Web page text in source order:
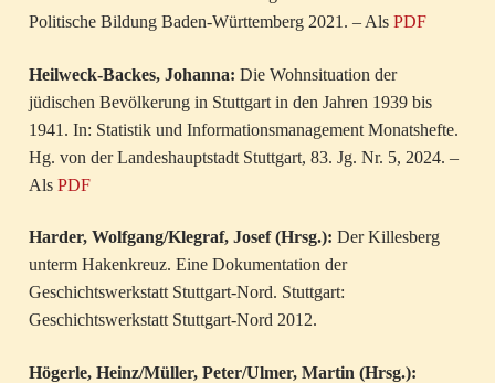
Politische Bildung Baden-Württemberg 2021. – Als PDF
Heilweck-Backes, Johanna: Die Wohnsituation der
jüdischen Bevölkerung in Stuttgart in den Jahren 1939 bis
1941. In: Statistik und Informationsmanagement Monatshefte.
Hg. von der Landeshauptstadt Stuttgart, 83. Jg. Nr. 5, 2024. –
Als PDF
Harder, Wolfgang/Klegraf, Josef (Hrsg.): Der Killesberg
unterm Hakenkreuz. Eine Dokumentation der
Geschichtswerkstatt Stuttgart-Nord. Stuttgart:
Geschichtswerkstatt Stuttgart-Nord 2012.
Högerle, Heinz/Müller, Peter/Ulmer, Martin (Hrsg.):